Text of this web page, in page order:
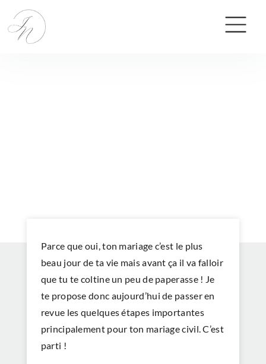
Parce que oui, ton mariage c’est le plus
beau jour de ta vie mais avant ça il va falloir
que tu te coltine un peu de paperasse ! Je
te propose donc aujourd’hui de passer en
revue les quelques étapes importantes
principalement pour ton mariage civil. C’est
parti !